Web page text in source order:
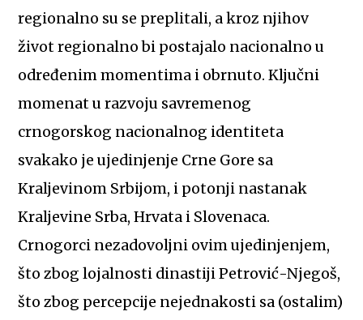
regionalno su se preplitali, a kroz njihov
život regionalno bi postajalo nacionalno u
određenim momentima i obrnuto. Ključni
momenat u razvoju savremenog
crnogorskog nacionalnog identiteta
svakako je ujedinjenje Crne Gore sa
Kraljevinom Srbijom, i potonji nastanak
Kraljevine Srba, Hrvata i Slovenaca.
Crnogorci nezadovoljni ovim ujedinjenjem,
što zbog lojalnosti dinastiji Petrović-Njegoš,
što zbog percepcije nejednakosti sa (ostalim)